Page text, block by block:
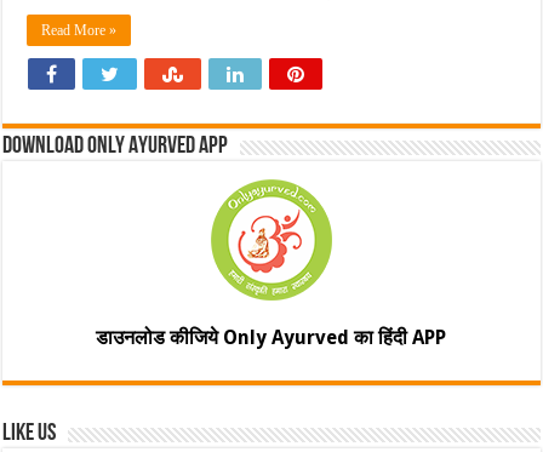
Read More »
Download Only Ayurved App
डाउनलोड कीजिये Only Ayurved का हिंदी APP
Like Us